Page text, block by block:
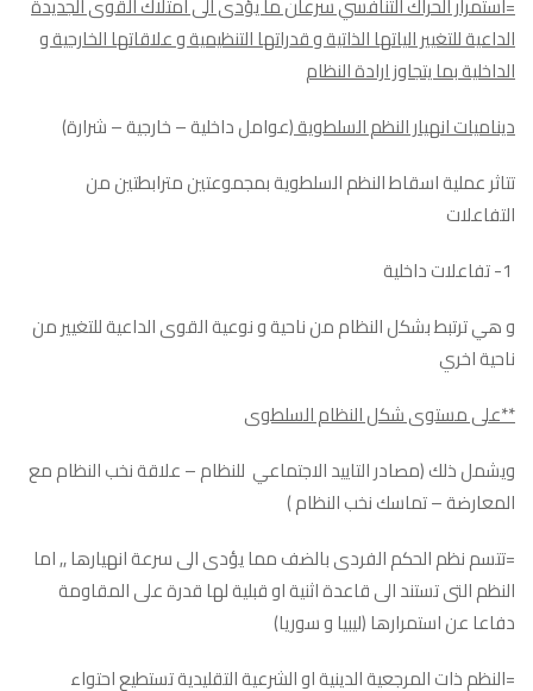
الداعية للتغيير الياتها الذاتية و قدراتها التنظيمية و علاقاتها الخارجية و
الداخلية بما يتجاوز ارادة النظام
ديناميات انهيار النظم السلطوية(عوامل داخلية – خارجية – شرارة)
تتاثر عملية اسقاط النظم السلطوية بمجموعتين مترابطتين من
التفاعلات
و هي ترتبط بشكل النظام من ناحية و نوعية القوى الداعية للتغيير من
ناحية اخري
**على مستوى شكل النظام السلطوى
ويشمل ذلك (مصادر التاييد الاجتماعي للنظام – علاقة نخب النظام مع
المعارضة – تماسك نخب النظام )
=تتسم نظم الحكم الفردى بالضف مما يؤدى الى سرعة انهيارها ,, اما
النظم التى تستند الى قاعدة اثنية او قبلية لها قدرة على المقاومة
دفاعا عن استمرارها (ليبيا و سوريا)
=النظم ذات المرجعية الدينية او الشرعية التقليدية تستطيع احتواء